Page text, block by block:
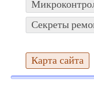
Секреты
Карта сайта